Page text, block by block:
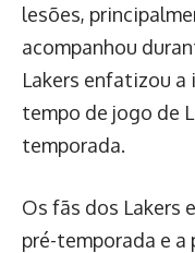
lesões,
acompanhou
Lakers enfatizou a
tempo de jogo de
temporada.
Os fãs dos Lakers
pré-temporada e a